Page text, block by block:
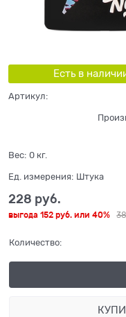
Есть в
Артикул:
Вес: 0 кг.
Ед. измерения: Штука
228 руб.
выгода 152 руб. или 40%
Количество: